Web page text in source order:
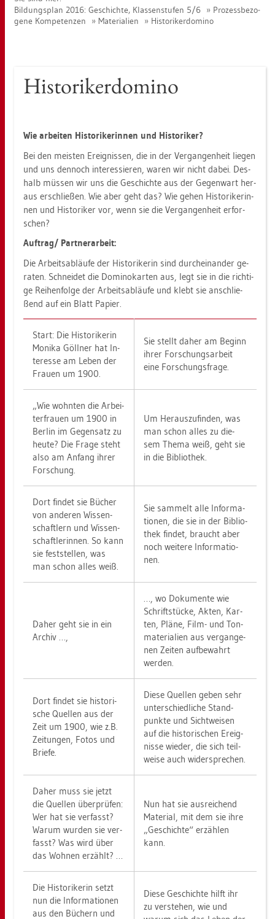
Bil­dungs­plan 2016: Ge­schich­te, Klas­sen­stu­fen 5/6
Pro­zess­be­zo­
ge­ne Kom­pe­ten­zen
Ma­te­ria­li­en His­to­ri­ker­do­mi­no
His­to­ri­ker­do­mi­no
Wie ar­bei­ten His­to­ri­ke­rin­nen und His­to­ri­ker?
Bei den meis­ten Er­eig­nis­sen, die in der Ver­gan­gen­heit lie­gen
und uns den­noch in­ter­es­sie­ren, waren wir nicht dabei. Des­
halb müs­sen wir uns die Ge­schich­te aus der Ge­gen­wart her­
aus er­schlie­ßen. Wie aber geht das? Wie gehen His­to­ri­ke­rin­
nen und His­to­ri­ker vor, wenn sie die Ver­gan­gen­heit er­for­
schen?
Auf­trag/ Part­ner­ar­beit:
Die Ar­beits­ab­läu­fe der His­to­ri­ke­rin sind durch­ein­an­der ge­
ra­ten. Schnei­det die Do­mi­no­kar­ten aus, legt sie in die rich­ti­
ge Rei­hen­fol­ge der Ar­beits­ab­läu­fe und klebt sie an­schlie­
ßend auf ein Blatt Pa­pier.
Start: Die His­to­ri­ke­rin
Mo­ni­ka Göll­ner hat In­
ter­es­se am Leben der
Frau­en um 1900.
Sie stellt daher am Be­ginn
ihrer For­schungs­ar­beit
eine For­schungs­fra­ge.
„Wie wohn­ten die Ar­bei­
ter­frau­en um 1900 in
Ber­lin im Ge­gen­satz zu
heute? Die Frage steht
also am An­fang ihrer
For­schung.
Um Her­aus­zu­fin­den, was
man schon alles zu die­
sem Thema weiß, geht sie
in die Bi­blio­thek.
Dort fin­det sie Bü­cher
von an­de­ren Wis­sen­
schaft­lern und Wis­sen­
schaft­le­rin­nen. So kann
sie fest­stel­len, was
man schon alles weiß.
Sie sam­melt alle In­for­ma­
tio­nen, die sie in der Bi­blio­
thek fin­det, braucht aber
noch wei­te­re In­for­ma­tio­
nen.
Daher geht sie in ein
Ar­chiv …,
…, wo Do­ku­men­te wie
Schrift­stü­cke, Akten, Kar­
ten, Pläne, Film- und Ton­
ma­te­ria­li­en aus ver­gan­ge­
nen Zei­ten auf­be­wahrt
wer­den.
Dort fin­det sie his­to­ri­
sche Quel­len aus der
Zeit um 1900, wie z.B.
Zei­tun­gen, Fotos und
Brie­fe.
Diese Quel­len geben sehr
un­ter­schied­li­che Stand­
punk­te und Sicht­wei­sen
auf die his­to­ri­schen Er­eig­
nis­se wie­der, die sich teil­
wei­se auch wi­der­spre­chen.
Daher muss sie jetzt
die Quel­len über­prü­fen:
Wer hat sie ver­fasst?
Warum wur­den sie ver­
fasst? Was wird über
das Woh­nen er­zählt? …
Nun hat sie aus­rei­chend
Ma­te­ri­al, mit dem sie ihre
„Ge­schich­te“ er­zäh­len
kann.
Die His­to­ri­ke­rin setzt
nun die In­for­ma­tio­nen
aus den Bü­chern und
Diese Ge­schich­te hilft ihr
zu ver­ste­hen, wie und